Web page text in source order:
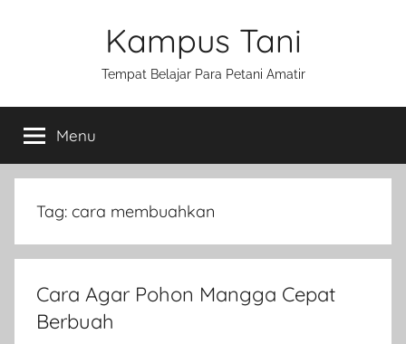
Kampus Tani
Tempat Belajar Para Petani Amatir
Menu
Tag: cara membuahkan
Cara Agar Pohon Mangga Cepat
Berbuah